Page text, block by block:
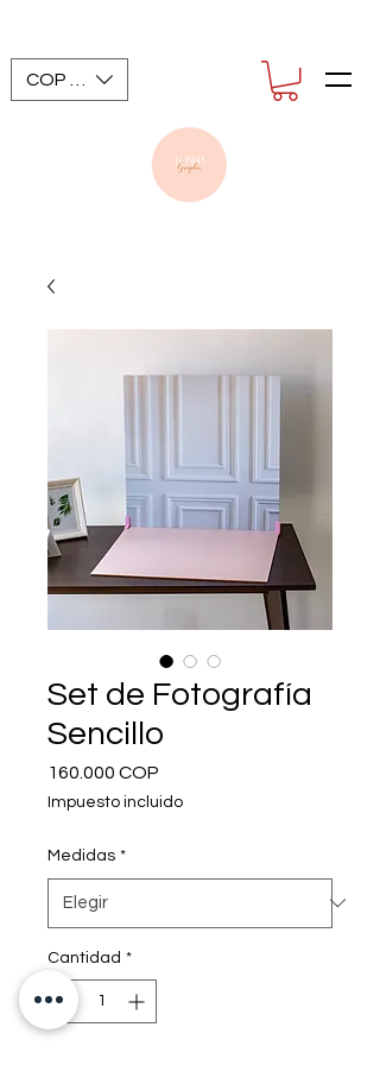
COP ($)
Set de Fotografía
Sencillo
160.000 COP
Impuesto incluido
Medidas *
Cantidad *